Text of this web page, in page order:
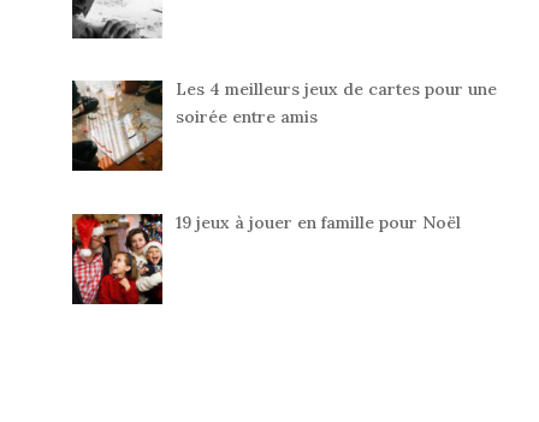
Les 4 meilleurs jeux de cartes pour une
soirée entre amis
19 jeux à jouer en famille pour Noël